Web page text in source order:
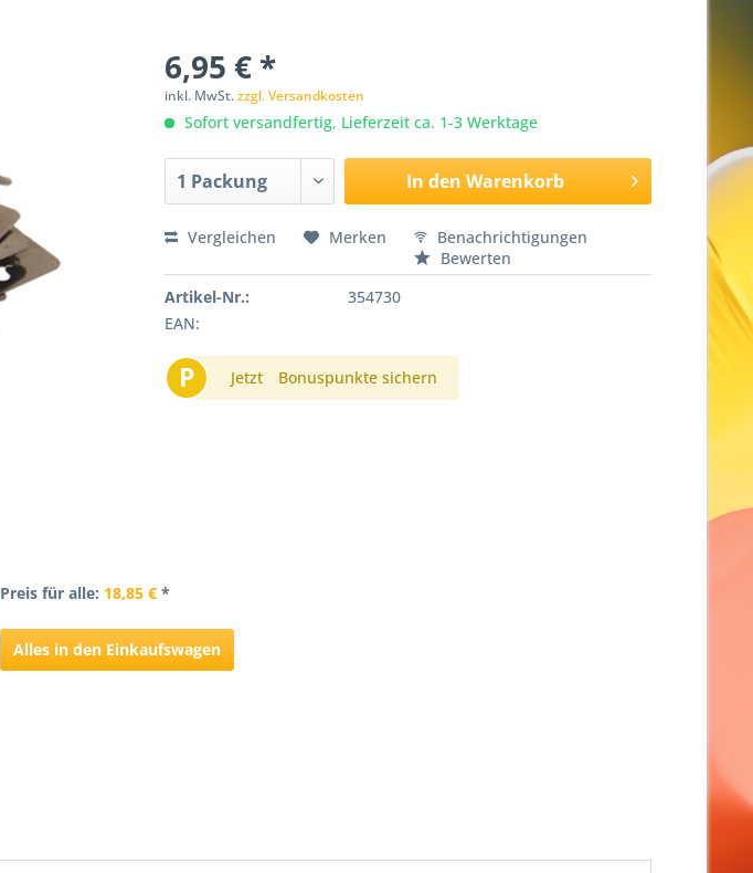
6,95 € *
inkl. MwSt.zzgl. Versandkosten
Sofort versandfertig, Lieferzeit ca. 1-3 Werktage
In den Warenkorb
Vergleichen Merken
Benachrichtigungen
Bewerten
Artikel-Nr.:
354730
EAN:
P Jetzt Bonuspunkte sichern
Preis für alle: 18,85 € *
Alles in den Einkaufswagen